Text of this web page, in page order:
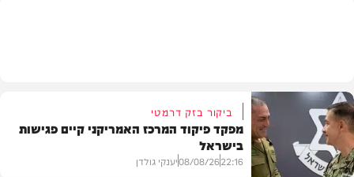
ביקור בזק דרמטי
מפקד פיקוד המרכז האמריקני קיים פגישות
בישראל
22:16
08/08/26יענקי גולדן